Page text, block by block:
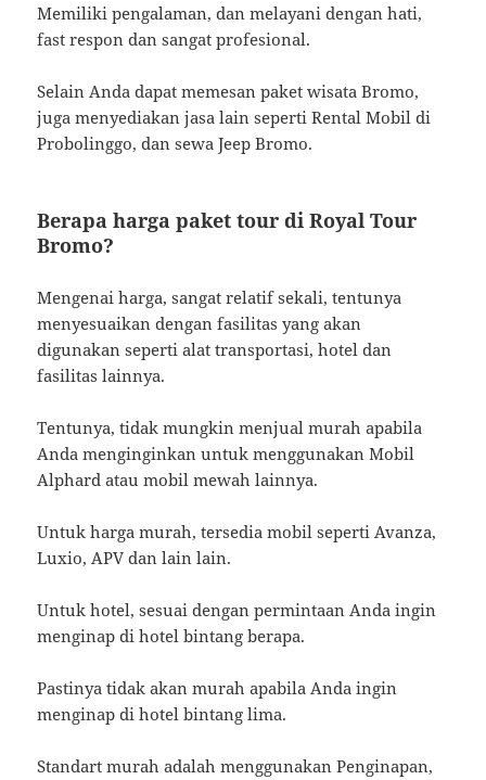
Memiliki pengalaman, dan melayani dengan hati,
fast respon dan sangat profesional.
Selain Anda dapat memesan paket wisata Bromo,
juga menyediakan jasa lain seperti Rental Mobil di
Probolinggo, dan sewa Jeep Bromo.
Berapa harga paket tour di Royal Tour
Bromo?
Mengenai harga, sangat relatif sekali, tentunya
menyesuaikan dengan fasilitas yang akan
digunakan seperti alat transportasi, hotel dan
fasilitas lainnya.
Tentunya, tidak mungkin menjual murah apabila
Anda menginginkan untuk menggunakan Mobil
Alphard atau mobil mewah lainnya.
Untuk harga murah, tersedia mobil seperti Avanza,
Luxio, APV dan lain lain.
Untuk hotel, sesuai dengan permintaan Anda ingin
menginap di hotel bintang berapa.
Pastinya tidak akan murah apabila Anda ingin
menginap di hotel bintang lima.
Standart murah adalah menggunakan Penginapan,